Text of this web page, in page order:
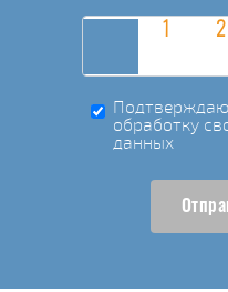
обработку
данных